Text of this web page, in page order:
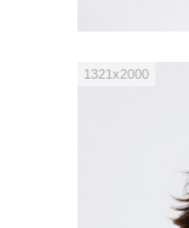
1321x2000